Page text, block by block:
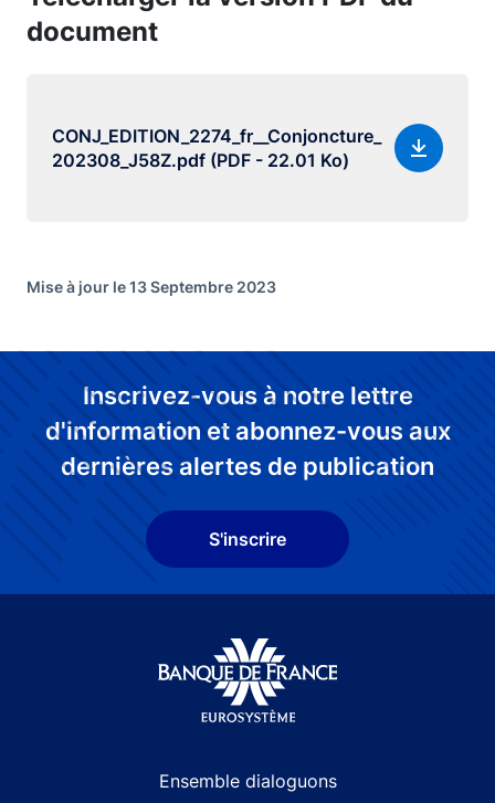
document
CONJ_EDITION_2274_fr__Conjoncture_
202308_J58Z.pdf (PDF - 22.01 Ko)
Mise à jour le 13 Septembre 2023
Inscrivez-vous à notre lettre
d'information et abonnez-vous aux
dernières alertes de publication
S'inscrire
Ensemble dialoguons